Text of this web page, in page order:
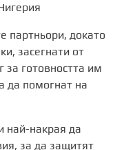
партньори, докато
засегнати от
за готовността им
да помогнат на
най-накрая да
за да защитят